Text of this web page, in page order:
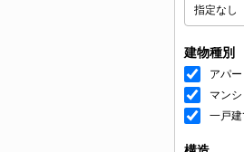
建物種別
アパー
マンシ
一戸建